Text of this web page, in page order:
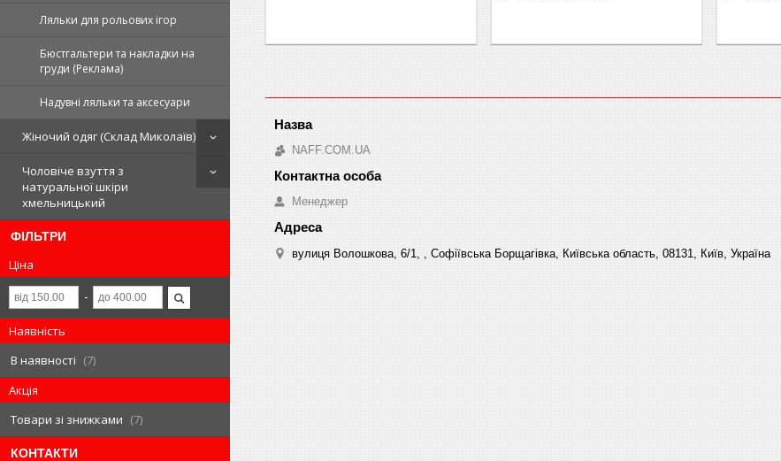
Ляльки для рольових ігор
Бюстгальтери та накладки на
груди (Реклама)
Надувні ляльки та аксесуари
Жіночий одяг (Склад Миколаїв)
Чоловіче взуття з
натуральної шкіри
хмельницький
ФІЛЬТРИ
Ціна
Наявність
В наявності
7
Акція
Товари зі знижками
7
КОНТАКТИ
NAFF.COM.UA
Менеджер
вулиця Волошкова, 6/1, , Софіївська Борщагівка, Київська область, 08131, Київ, Україна